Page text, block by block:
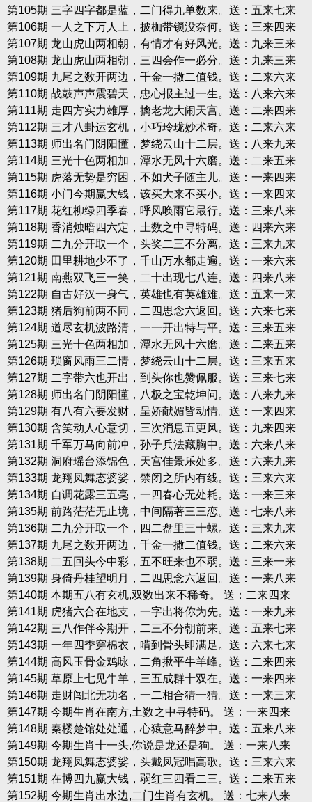
第105期 三字四字都是蓝，二门得九单数来。送：五来七来
第106期 一人之下万人上，披枷带锁没奈何。送：三来四来
第107期 龙山虎山两相朝，有情才有好风光。送：九来三来
第108期 龙山虎山两相朝，三四会作一必分。送：九来三来
第109期 九尾之数开两边，千金一撒二值钱。送：二来六来
第110期 战鼓声声震碧天，忠心报主过一生。送：八来六来
第111期 走四方实力雄厚，擒老龙大闹天宫。送：二来四来
第112期 三才八卦运玄机，小巧玲珑妙术奇。送：二来六来
第113期 师出名门阴阳懂，梦绕云山十二层。送：八来九来
第114期 三光十色两相加，潭水无风十六磨。送：二来五来
第115期 虎落无势是穷困，不如犬子随主儿。送：一来四来
第116期 小门今期赢大钱，该买大来不买小。送：一来四来
第117期 花红柳绿四季春，呼风唤雨它最行。送：三来八来
第118期 香消烛暗四六定，土数之中寻特码。送：四来六来
第119期 二九分开取一个，头奖二三不分离。送：三来九来
第120期 田里耕地少不了，千山万水都走遍。送：一来六来
第121期 南燕双飞三一笑，二十出现七八连。送：四来八来
第122期 自古好汉一身气，英雄也有英雄难。送：五来一来
第123期 猪后狗前两不同，二四思念六返回。送：六来七来
第124期 道尽玄机波路清，一一开出特与平。送：三来五来
第125期 三光十色两相加，潭水无风十六磨。送：二来五来
第126期 琐窗风雨三二情，梦绕云山十二层。送：三来五来
第127期 二字带六也开出，到头你也赞佩服。送：三来七来
第128期 师出名门阴阳懂，八极之宝乾坤问。送：八来九来
第129期 有八有六要发财，呈娇献媚皆动情。送：一来四来
第130期 含笑动人心意切，三次消息五更风。送：九来四来
第131期 千军万马向前冲，孙子兵法藏胸中。送：六来八来
第132期 洞府瑶台添锦色，天宫佳景乐处多。送：六来九来
第133期 龙翔凤舞态婆娑，禁闭之所内有线。送：三来六来
第134期 自调花露三五毫，一四春心无处耗。送：一来三来
第135期 前路茫茫无止境，中间隔著三三恋。送：七来八来
第136期 二九分开取一个，四二盘里三十螺。送：三来九来
第137期 九尾之数开两边，千金一撒二值钱。送：二来六来
第138期 二五回头今中彩，五不旺来也不弱。送：三来一来
第139期 身倚丹桂望明月，二四思念六返回。送：一来八来
第140期 本期五八有玄机,双数出来不稀奇。 送：二来四来
第141期 虎猪六合在地支，一字出将你为先。送：一来九来
第142期 三八作伴今期开，二三不分朝前来。送：五来七来
第143期 一年四季穿棉衣，啃到骨头即满足。送：六来七来
第144期 高风玉骨金鸡咏，二角揪平牛羊峰。送：二来四来
第145期 草原上七见牛羊，三五成群十双在。送：一来四来
第146期 走财闯北无功名，一二相合猜一猜。送：一来三来
第147期 今期生肖在南方,土数之中寻特码。 送：一来四来
第148期 秦楼楚馆处处通，心猿意马醉梦中。送：五来八来
第149期 今期生肖十一头,你说是龙还是狗。 送：一来八来
第150期 龙翔凤舞态婆娑，头戴凤冠唱高歌。送：三来六来
第151期 在博四九赢大钱，弱红三四看二三。送：二来五来
第152期 今期生肖出水边,二门生肖有玄机。 送：七来八来